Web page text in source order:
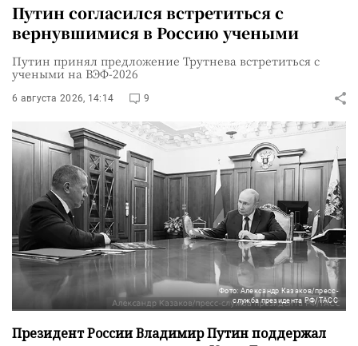
Путин согласился встретиться с
вернувшимися в Россию учеными
Путин принял предложение Трутнева встретиться с
учеными на ВЭФ-2026
6 августа 2026, 14:14 9
Фото: Александр Казаков/пресс-
служба президента РФ/ТАСС
Президент России Владимир Путин поддержал